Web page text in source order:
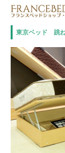
東京ベッド 跳ね